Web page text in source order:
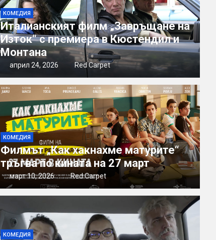
КОМЕДИЯ
Италианският филм „Завръщане на
Изток“ с премиера в Кюстендил и
Монтана
април 24, 2026 Red Carpet
КОМЕДИЯ
Филмът „Как хакнахме матурите“
тръгва по кината на 27 март
март 10, 2026 Red Carpet
КОМЕДИЯ